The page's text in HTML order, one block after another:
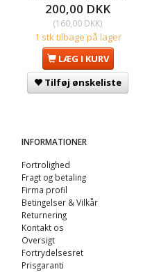
200,00 DKK
(160,00 DKK)
1 stk tilbage på lager
LÆG I KURV
Tilføj ønskeliste
INFORMATIONER
Fortrolighed
Fragt og betaling
Firma profil
Betingelser & Vilkår
Returnering
Kontakt os
Oversigt
Fortrydelsesret
Prisgaranti